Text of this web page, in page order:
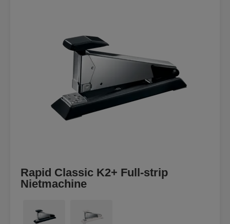
Rapid Classic K2+ Full-strip
Nietmachine